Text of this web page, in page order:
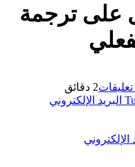
على ترجمة
2 دقائق
البريد الإلكتروني